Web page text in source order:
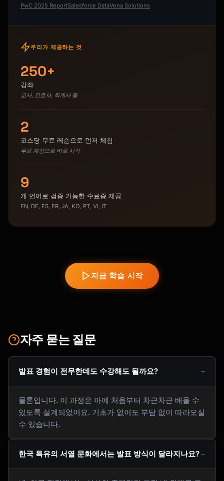
PwC 2025 ReportSalesforce DataVena Solutions
우리가 제공하는 것
250+
강좌
교사, 간호사, 회계사 등
2
코스당 무료 레슨으로 먼저 체험
무료 계정으로 바로 시작
9
개 언어로 검증 가능한 수료증 제공
EN, DE, ES, FR, JA, KO, PT, VI, IT
지금 학습 시작
자주 묻는 질문
발표 경험이 전무한데도 수강해도 될까요?
물론입니다. 이 과정은 아예 처음부터 차근차근 배울 수
있도록 설계되었어요. 기초가 없어도 부담 없이 따라오실
수 있습니다.
한국 특유의 서열 문화에서는 발표 방식이 달라지나요?